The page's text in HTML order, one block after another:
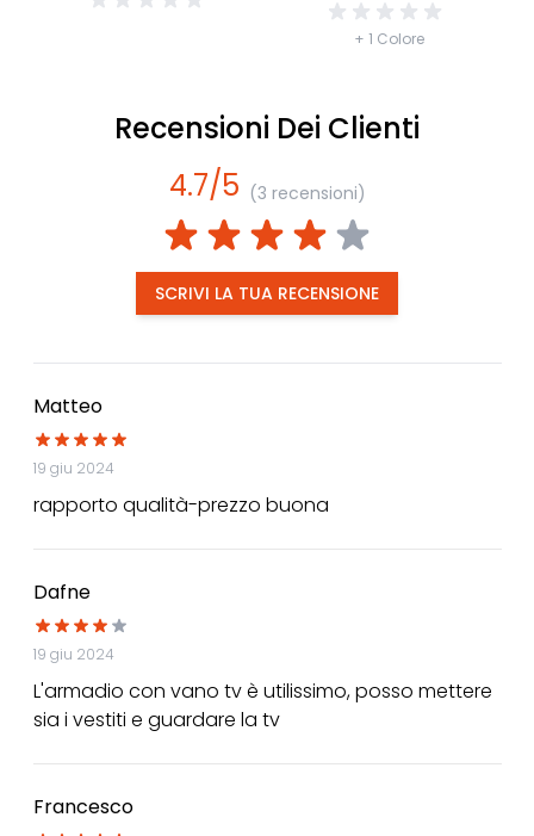
+ 1 Colore
Recensioni Dei Clienti
4.7/5 (3 recensioni)
SCRIVI LA TUA RECENSIONE
Matteo
19 giu 2024
rapporto qualità-prezzo buona
Dafne
19 giu 2024
L'armadio con vano tv è utilissimo, posso mettere
sia i vestiti e guardare la tv
Francesco